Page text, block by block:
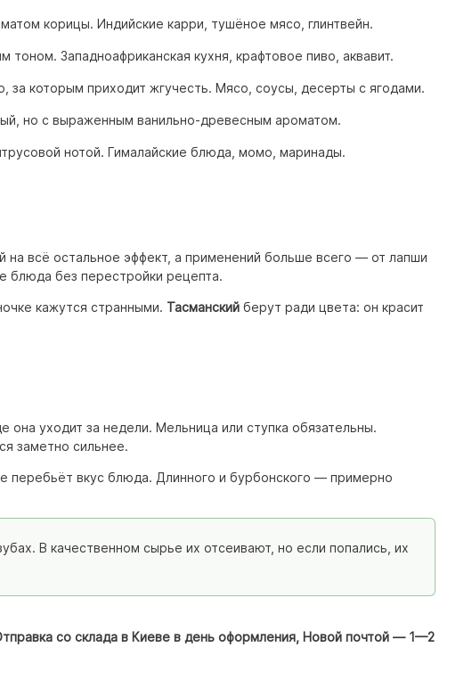
корицы. Индийские карри, тушёное мясо, глинтвейн.
Западноафриканская кухня, крафтовое пиво, аквавит.
которым приходит жгучесть. Мясо, соусы, десерты с ягодами.
но с выраженным ванильно-древесным ароматом.
нотой. Гималайские блюда, момо, маринады.
на всё остальное эффект, а применений больше всего — от лапши
блюда без перестройки рецепта.
кажутся странными. Тасманский берут ради цвета: он красит
уходит за недели. Мельница или ступка обязательны.
заметно сильнее.
перебьёт вкус блюда. Длинного и бурбонского — примерно
В качественном сырье их отсеивают, но если попались, их
со склада в Киеве в день оформления, Новой почтой — 1—2